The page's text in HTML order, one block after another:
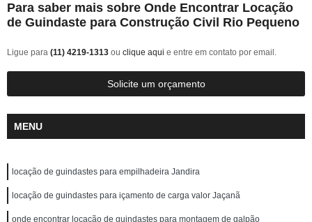
Para saber mais sobre Onde Encontrar Locação
de Guindaste para Construção Civil Rio Pequeno
Ligue para (11) 4219-1313 ou clique aqui e entre em contato por email.
Solicite um orçamento
MENU
locação de guindastes para empilhadeira Jandira
locação de guindastes para içamento de carga valor Jaçanã
onde encontrar locação de guindastes para montagem de galpão